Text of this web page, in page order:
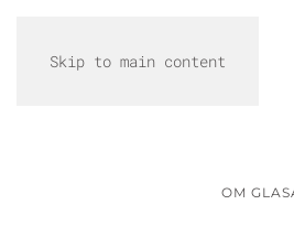
Skip to main content
OM